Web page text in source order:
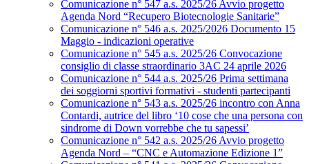
Comunicazione n° 547 a.s. 2025/26 Avvio progetto
Agenda Nord “Recupero Biotecnologie Sanitarie”
Comunicazione n° 546 a.s. 2025/2026 Documento 15
Maggio - indicazioni operative
Comunicazione n° 545 a.s. 2025/26 Convocazione
consiglio di classe straordinario 3AC 24 aprile 2026
Comunicazione n° 544 a.s. 2025/26 Prima settimana
dei soggiorni sportivi formativi - studenti partecipanti
Comunicazione n° 543 a.s. 2025/26 incontro con Anna
Contardi, autrice del libro ‘10 cose che una persona con
sindrome di Down vorrebbe che tu sapessi’
Comunicazione n° 542 a.s. 2025/26 Avvio progetto
Agenda Nord – “CNC e Automazione Edizione 1”